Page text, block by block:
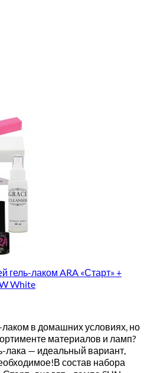
гель-лаком ARA «Старт» +
White
лаком в домашних условиях, но
материалов и ламп?
лака — идеальный вариант,
состав набора